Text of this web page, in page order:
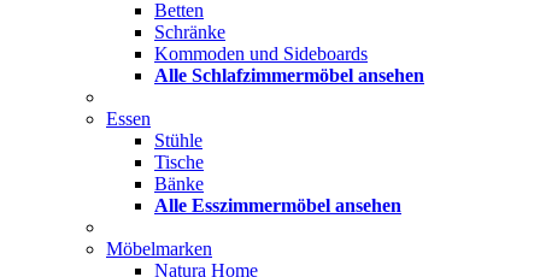
Betten
Schränke
Kommoden und Sideboards
Alle Schlafzimmermöbel ansehen
Essen
Stühle
Tische
Bänke
Alle Esszimmermöbel ansehen
Möbelmarken
Natura Home